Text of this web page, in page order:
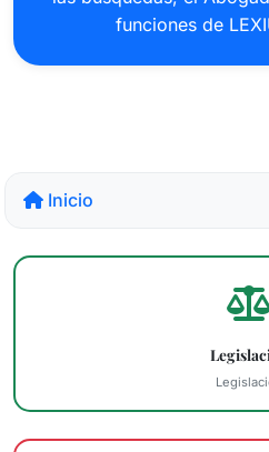
funciones de
Inicio